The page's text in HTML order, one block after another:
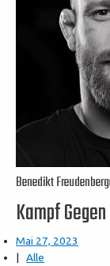
Benedikt
Kampf
Mai 27, 2023
|
Alle